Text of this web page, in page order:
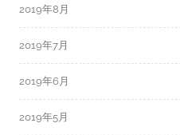
2019年8月
2019年7月
2019年6月
2019年5月